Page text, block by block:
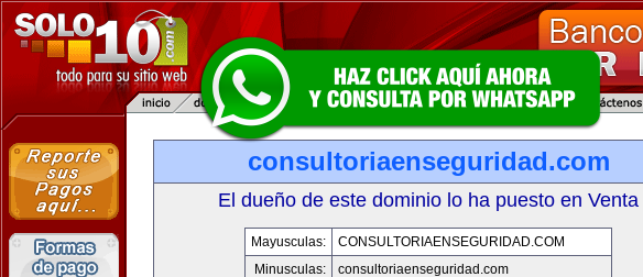
consultoriaenseguridad.com
El dueño de este dominio lo ha puesto en Venta
Mayusculas:
CONSULTORIAENSEGURIDAD.COM
Minusculas:
consultoriaenseguridad.com